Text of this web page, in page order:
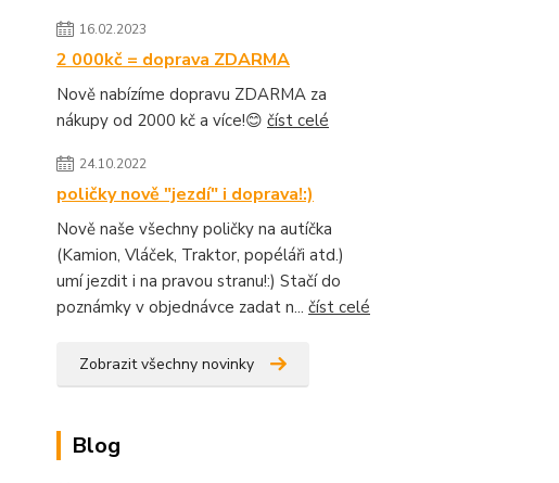
16.02.2023
2 000kč = doprava ZDARMA
Nově nabízíme dopravu ZDARMA za
nákupy od 2000 kč a více!😊 číst celé
24.10.2022
poličky nově "jezdí" i doprava!:)
Nově naše všechny poličky na autíčka
(Kamion, Vláček, Traktor, popéláři atd.)
umí jezdit i na pravou stranu!:) Stačí do
poznámky v objednávce zadat n... číst celé
Zobrazit všechny novinky
Blog